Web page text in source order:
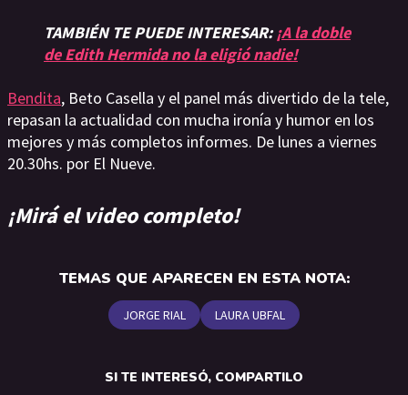
TAMBIÉN TE PUEDE INTERESAR:¡A la doble
de Edith Hermida no la eligió nadie!
Bendita, Beto Casella y el panel más divertido de la tele,
repasan la actualidad con mucha ironía y humor en los
mejores y más completos informes. De lunes a viernes
20.30hs. por El Nueve.
¡Mirá el video completo!
TEMAS QUE APARECEN EN ESTA NOTA:
JORGE RIAL LAURA UBFAL
SI TE INTERESÓ, COMPARTILO